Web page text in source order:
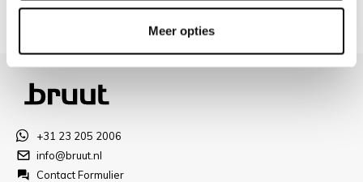
Meer opties
+31 23 205 2006
info@bruut.nl
Contact Formulier